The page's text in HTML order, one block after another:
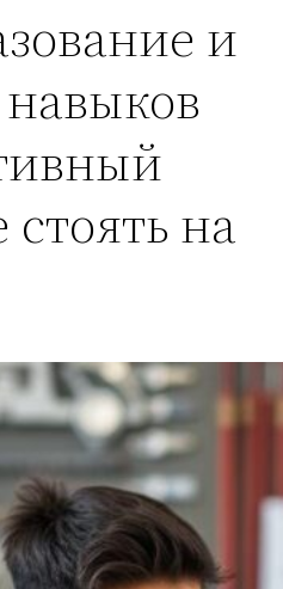
и
на